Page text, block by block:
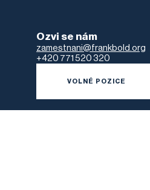
Ozvi se nám
zamestnani@frankbold.org
+420 771 520 320
VOLNÉ POZICE